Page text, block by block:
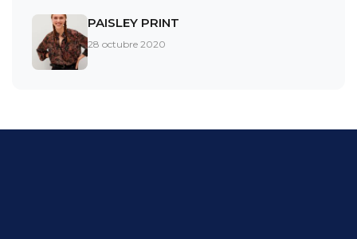
PAISLEY PRINT
28 octubre 2020